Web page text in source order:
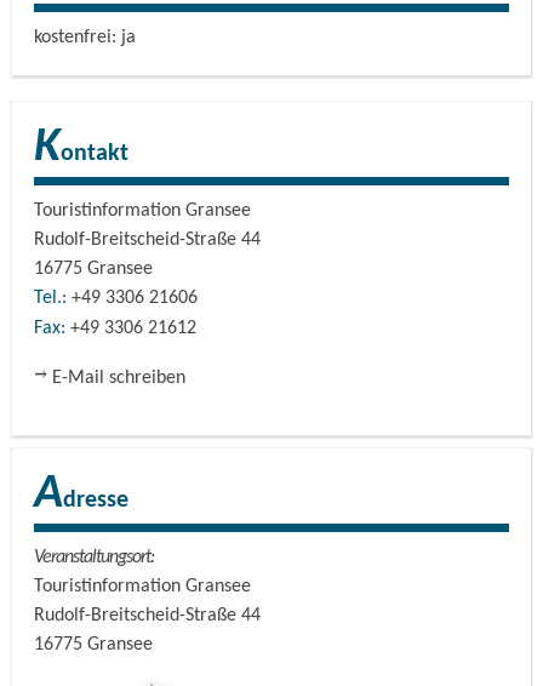
kostenfrei: ja
Kontakt
Touristinformation Gransee
Rudolf-Breitscheid-Straße 44
16775 Gransee
Tel.: +49 3306 21606
Fax: +49 3306 21612
E-Mail schreiben
Adresse
Veranstaltungsort:
Touristinformation Gransee
Rudolf-Breitscheid-Straße 44
16775 Gransee